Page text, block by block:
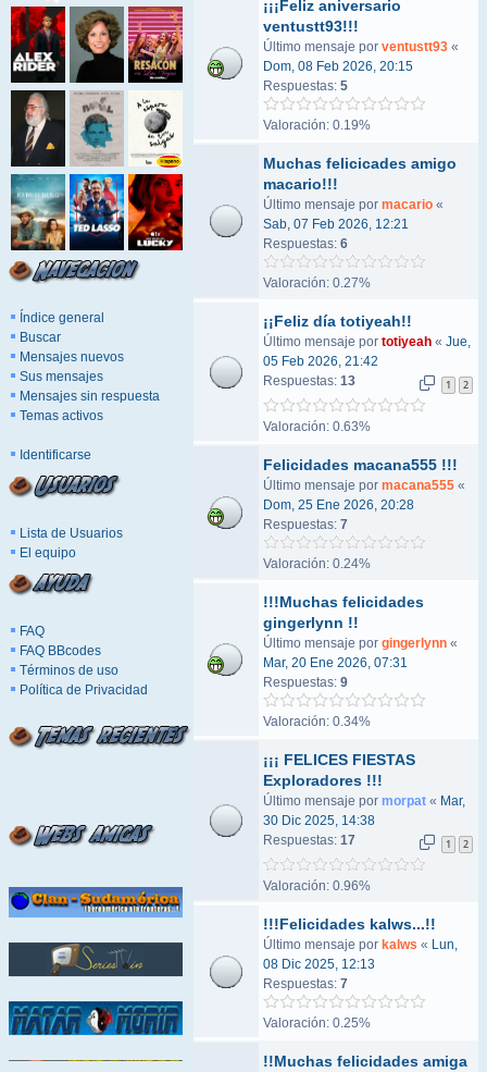
Índice general
Buscar
Mensajes nuevos
Sus mensajes
Mensajes sin respuesta
Temas activos
Identificarse
Lista de Usuarios
El equipo
FAQ
FAQ BBcodes
Términos de uso
Política de Privacidad
¡¡¡Feliz aniversario
ventustt93!!!
Último mensaje por ventustt93 «
Dom, 08 Feb 2026, 20:15
Respuestas: 5
Valoración: 0.19%
Muchas felicicades amigo
macario!!!
Último mensaje por macario «
Sab, 07 Feb 2026, 12:21
Respuestas: 6
Valoración: 0.27%
¡¡Feliz día totiyeah!!
Último mensaje por totiyeah « Jue,
05 Feb 2026, 21:42
Respuestas: 13 1 2
Valoración: 0.63%
Felicidades macana555 !!!
Último mensaje por macana555 «
Dom, 25 Ene 2026, 20:28
Respuestas: 7
Valoración: 0.24%
!!!Muchas felicidades
gingerlynn !!
Último mensaje por gingerlynn «
Mar, 20 Ene 2026, 07:31
Respuestas: 9
Valoración: 0.34%
¡¡¡ FELICES FIESTAS
Exploradores !!!
Último mensaje por morpat « Mar,
30 Dic 2025, 14:38
Respuestas: 17 1 2
Valoración: 0.96%
!!!Felicidades kalws...!!
Último mensaje por kalws « Lun,
08 Dic 2025, 12:13
Respuestas: 7
Valoración: 0.25%
!!Muchas felicidades amiga